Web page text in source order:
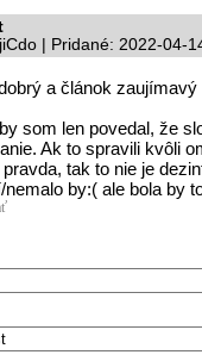
| Pridané: 2022-04-
a článok
som len povedal, že
Ak to spravili kvôli
tak to nie je
nemalo by:( ale bola by